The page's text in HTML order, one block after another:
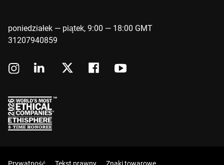
poniedziałek — piątek, 9:00 — 18:00 GMT
31207940859